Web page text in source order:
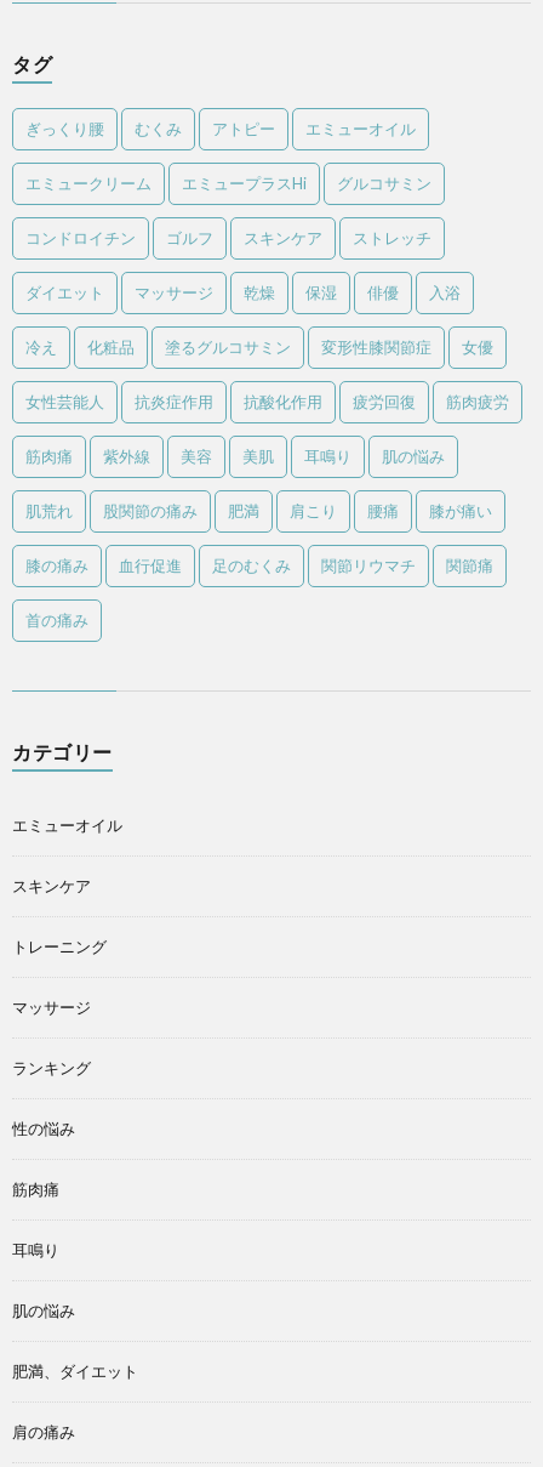
タグ
ぎっくり腰 むくみ アトピー エミューオイル
エミュークリーム エミュープラスHi グルコサミン
コンドロイチン ゴルフ スキンケア ストレッチ
ダイエット マッサージ 乾燥 保湿 俳優 入浴
冷え 化粧品 塗るグルコサミン 変形性膝関節症 女優
女性芸能人 抗炎症作用 抗酸化作用 疲労回復 筋肉疲労
筋肉痛 紫外線 美容 美肌 耳鳴り 肌の悩み
肌荒れ 股関節の痛み 肥満 肩こり 腰痛 膝が痛い
膝の痛み 血行促進 足のむくみ 関節リウマチ 関節痛
首の痛み
カテゴリー
エミューオイル
スキンケア
トレーニング
マッサージ
ランキング
性の悩み
筋肉痛
耳鳴り
肌の悩み
肥満、ダイエット
肩の痛み